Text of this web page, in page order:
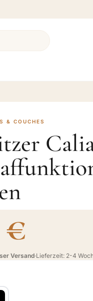
& COUCHES
€
Versand·Lieferzeit: 2-4